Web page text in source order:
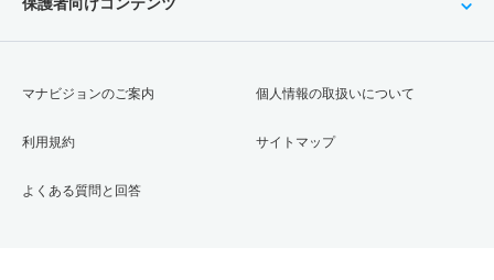
マナビジョンのご案内
利用規約
よくある質問と回答
個人情報の取扱いについて
サイトマップ